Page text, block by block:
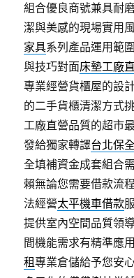
組合優良商號兼具耐
潔與美感的現場實用
家具系列產品運用範
與技巧對面床墊工廠
專業經營貨櫃屋的設
的二手貨櫃清潔方式
工廠直營品質的超市
發給獨家轉譯台北保
全填補資金成套組合
賴無論您需要借款流
法經營太平機車借款
提供室內空間品質領
間機能需求有精準應
租專業倉儲給予您安